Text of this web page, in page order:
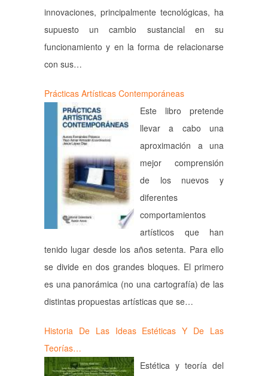
innovaciones, principalmente tecnológicas, ha
supuesto un cambio sustancial en su
funcionamiento y en la forma de relacionarse
con sus…
Prácticas Artísticas Contemporáneas
Este libro pretende
llevar a cabo una
aproximación a una
mejor comprensión
de los nuevos y
diferentes
comportamientos
artísticos que han
tenido lugar desde los años setenta. Para ello
se divide en dos grandes bloques. El primero
es una panorámica (no una cartografía) de las
distintas propuestas artísticas que se…
Historia De Las Ideas Estéticas Y De Las
Teorías…
Estética y teoría del